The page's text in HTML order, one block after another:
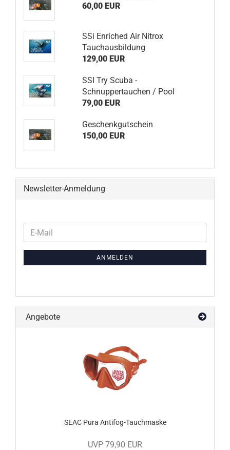
60,00 EUR
SSi Enriched Air Nitrox
Tauchausbildung
129,00 EUR
SSI Try Scuba -
Schnuppertauchen / Pool
79,00 EUR
Geschenkgutschein
150,00 EUR
Newsletter-Anmeldung
WEITER
ZUR
NEWSLETTER-
E-
Mail
ANMELDEN
Angebote
SEAC Pura Antifog-Tauchmaske
UVP 79,90 EUR